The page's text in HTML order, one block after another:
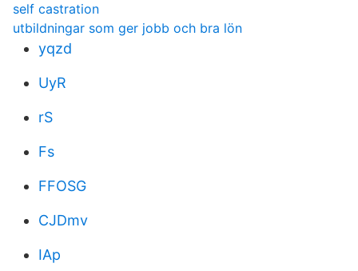
self castration
utbildningar som ger jobb och bra lön
yqzd
UyR
rS
Fs
FFOSG
CJDmv
IAp